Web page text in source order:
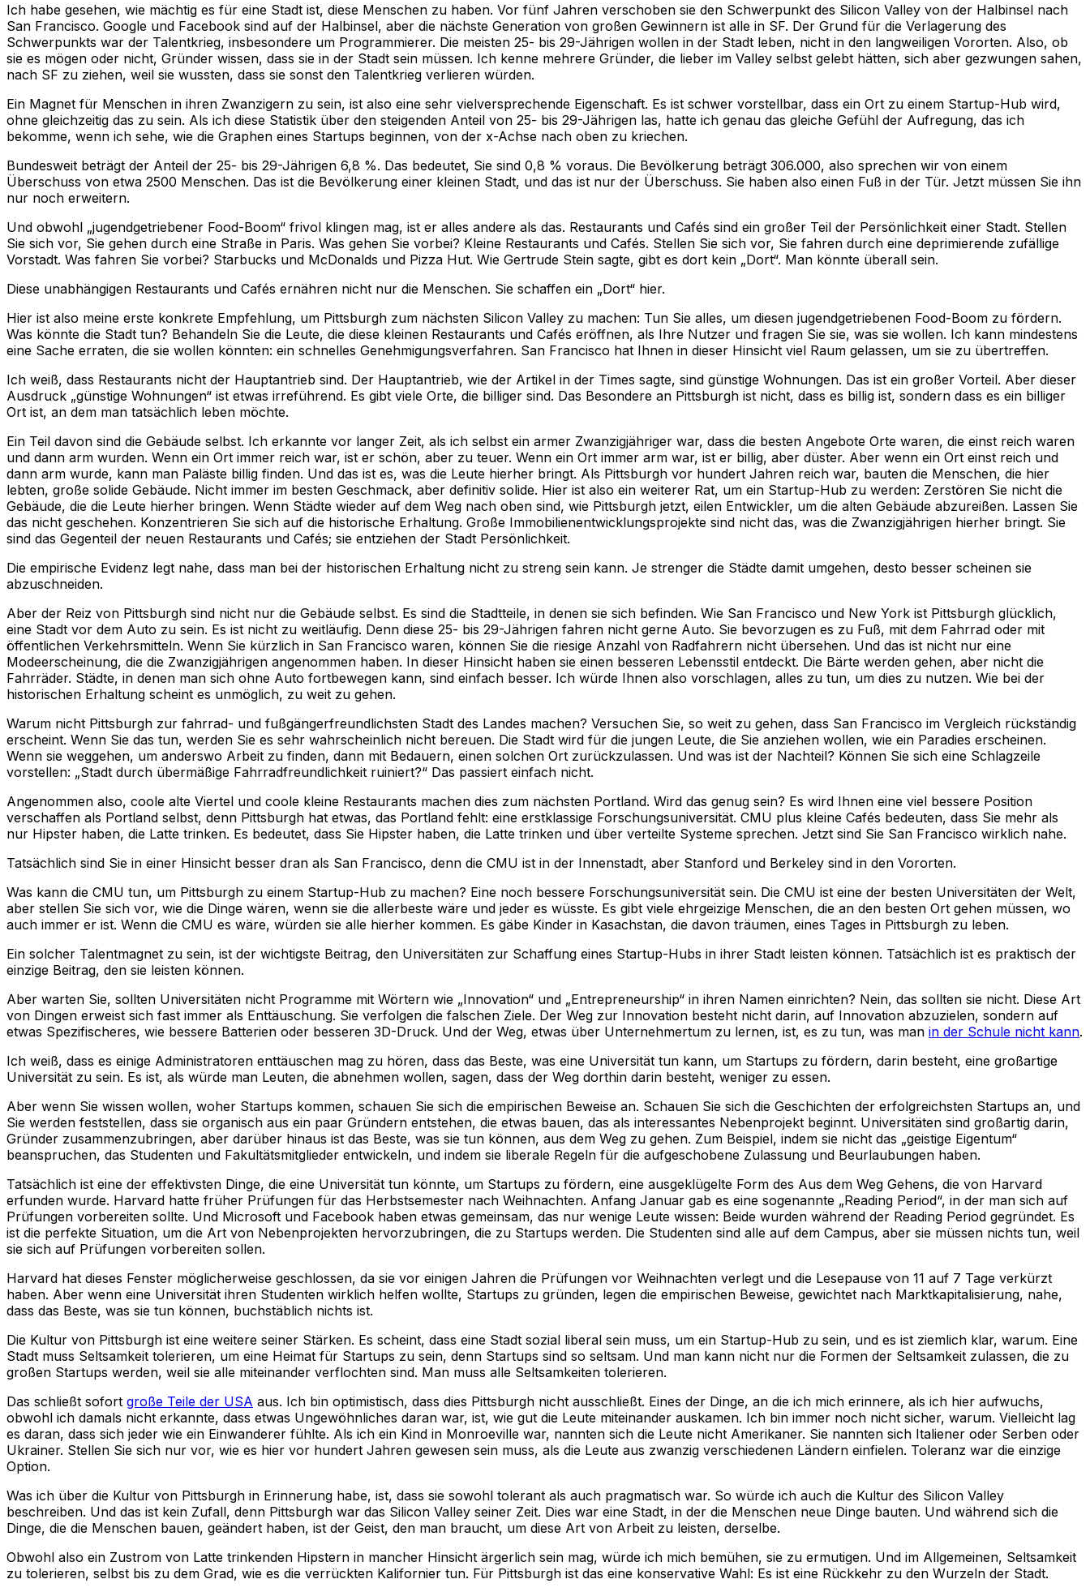
Ich habe gesehen, wie mächtig es für eine Stadt ist, diese Menschen zu haben. Vor fünf Jahren verschoben sie den Schwerpunkt des Silicon Valley von der Halbinsel nach
San Francisco. Google und Facebook sind auf der Halbinsel, aber die nächste Generation von großen Gewinnern ist alle in SF. Der Grund für die Verlagerung des
Schwerpunkts war der Talentkrieg, insbesondere um Programmierer. Die meisten 25- bis 29-Jährigen wollen in der Stadt leben, nicht in den langweiligen Vororten. Also, ob
sie es mögen oder nicht, Gründer wissen, dass sie in der Stadt sein müssen. Ich kenne mehrere Gründer, die lieber im Valley selbst gelebt hätten, sich aber gezwungen sahen,
nach SF zu ziehen, weil sie wussten, dass sie sonst den Talentkrieg verlieren würden.
Ein Magnet für Menschen in ihren Zwanzigern zu sein, ist also eine sehr vielversprechende Eigenschaft. Es ist schwer vorstellbar, dass ein Ort zu einem Startup-Hub wird,
ohne gleichzeitig das zu sein. Als ich diese Statistik über den steigenden Anteil von 25- bis 29-Jährigen las, hatte ich genau das gleiche Gefühl der Aufregung, das ich
bekomme, wenn ich sehe, wie die Graphen eines Startups beginnen, von der x-Achse nach oben zu kriechen.
Bundesweit beträgt der Anteil der 25- bis 29-Jährigen 6,8 %. Das bedeutet, Sie sind 0,8 % voraus. Die Bevölkerung beträgt 306.000, also sprechen wir von einem
Überschuss von etwa 2500 Menschen. Das ist die Bevölkerung einer kleinen Stadt, und das ist nur der Überschuss. Sie haben also einen Fuß in der Tür. Jetzt müssen Sie ihn
nur noch erweitern.
Und obwohl „jugendgetriebener Food-Boom“ frivol klingen mag, ist er alles andere als das. Restaurants und Cafés sind ein großer Teil der Persönlichkeit einer Stadt. Stellen
Sie sich vor, Sie gehen durch eine Straße in Paris. Was gehen Sie vorbei? Kleine Restaurants und Cafés. Stellen Sie sich vor, Sie fahren durch eine deprimierende zufällige
Vorstadt. Was fahren Sie vorbei? Starbucks und McDonalds und Pizza Hut. Wie Gertrude Stein sagte, gibt es dort kein „Dort“. Man könnte überall sein.
Diese unabhängigen Restaurants und Cafés ernähren nicht nur die Menschen. Sie schaffen ein „Dort“ hier.
Hier ist also meine erste konkrete Empfehlung, um Pittsburgh zum nächsten Silicon Valley zu machen: Tun Sie alles, um diesen jugendgetriebenen Food-Boom zu fördern.
Was könnte die Stadt tun? Behandeln Sie die Leute, die diese kleinen Restaurants und Cafés eröffnen, als Ihre Nutzer und fragen Sie sie, was sie wollen. Ich kann mindestens
eine Sache erraten, die sie wollen könnten: ein schnelles Genehmigungsverfahren. San Francisco hat Ihnen in dieser Hinsicht viel Raum gelassen, um sie zu übertreffen.
Ich weiß, dass Restaurants nicht der Hauptantrieb sind. Der Hauptantrieb, wie der Artikel in der Times sagte, sind günstige Wohnungen. Das ist ein großer Vorteil. Aber dieser
Ausdruck „günstige Wohnungen“ ist etwas irreführend. Es gibt viele Orte, die billiger sind. Das Besondere an Pittsburgh ist nicht, dass es billig ist, sondern dass es ein billiger
Ort ist, an dem man tatsächlich leben möchte.
Ein Teil davon sind die Gebäude selbst. Ich erkannte vor langer Zeit, als ich selbst ein armer Zwanzigjähriger war, dass die besten Angebote Orte waren, die einst reich waren
und dann arm wurden. Wenn ein Ort immer reich war, ist er schön, aber zu teuer. Wenn ein Ort immer arm war, ist er billig, aber düster. Aber wenn ein Ort einst reich und
dann arm wurde, kann man Paläste billig finden. Und das ist es, was die Leute hierher bringt. Als Pittsburgh vor hundert Jahren reich war, bauten die Menschen, die hier
lebten, große solide Gebäude. Nicht immer im besten Geschmack, aber definitiv solide. Hier ist also ein weiterer Rat, um ein Startup-Hub zu werden: Zerstören Sie nicht die
Gebäude, die die Leute hierher bringen. Wenn Städte wieder auf dem Weg nach oben sind, wie Pittsburgh jetzt, eilen Entwickler, um die alten Gebäude abzureißen. Lassen Sie
das nicht geschehen. Konzentrieren Sie sich auf die historische Erhaltung. Große Immobilienentwicklungsprojekte sind nicht das, was die Zwanzigjährigen hierher bringt. Sie
sind das Gegenteil der neuen Restaurants und Cafés; sie entziehen der Stadt Persönlichkeit.
Die empirische Evidenz legt nahe, dass man bei der historischen Erhaltung nicht zu streng sein kann. Je strenger die Städte damit umgehen, desto besser scheinen sie
abzuschneiden.
Aber der Reiz von Pittsburgh sind nicht nur die Gebäude selbst. Es sind die Stadtteile, in denen sie sich befinden. Wie San Francisco und New York ist Pittsburgh glücklich,
eine Stadt vor dem Auto zu sein. Es ist nicht zu weitläufig. Denn diese 25- bis 29-Jährigen fahren nicht gerne Auto. Sie bevorzugen es zu Fuß, mit dem Fahrrad oder mit
öffentlichen Verkehrsmitteln. Wenn Sie kürzlich in San Francisco waren, können Sie die riesige Anzahl von Radfahrern nicht übersehen. Und das ist nicht nur eine
Modeerscheinung, die die Zwanzigjährigen angenommen haben. In dieser Hinsicht haben sie einen besseren Lebensstil entdeckt. Die Bärte werden gehen, aber nicht die
Fahrräder. Städte, in denen man sich ohne Auto fortbewegen kann, sind einfach besser. Ich würde Ihnen also vorschlagen, alles zu tun, um dies zu nutzen. Wie bei der
historischen Erhaltung scheint es unmöglich, zu weit zu gehen.
Warum nicht Pittsburgh zur fahrrad- und fußgängerfreundlichsten Stadt des Landes machen? Versuchen Sie, so weit zu gehen, dass San Francisco im Vergleich rückständig
erscheint. Wenn Sie das tun, werden Sie es sehr wahrscheinlich nicht bereuen. Die Stadt wird für die jungen Leute, die Sie anziehen wollen, wie ein Paradies erscheinen.
Wenn sie weggehen, um anderswo Arbeit zu finden, dann mit Bedauern, einen solchen Ort zurückzulassen. Und was ist der Nachteil? Können Sie sich eine Schlagzeile
vorstellen: „Stadt durch übermäßige Fahrradfreundlichkeit ruiniert?“ Das passiert einfach nicht.
Angenommen also, coole alte Viertel und coole kleine Restaurants machen dies zum nächsten Portland. Wird das genug sein? Es wird Ihnen eine viel bessere Position
verschaffen als Portland selbst, denn Pittsburgh hat etwas, das Portland fehlt: eine erstklassige Forschungsuniversität. CMU plus kleine Cafés bedeuten, dass Sie mehr als
nur Hipster haben, die Latte trinken. Es bedeutet, dass Sie Hipster haben, die Latte trinken und über verteilte Systeme sprechen. Jetzt sind Sie San Francisco wirklich nahe.
Tatsächlich sind Sie in einer Hinsicht besser dran als San Francisco, denn die CMU ist in der Innenstadt, aber Stanford und Berkeley sind in den Vororten.
Was kann die CMU tun, um Pittsburgh zu einem Startup-Hub zu machen? Eine noch bessere Forschungsuniversität sein. Die CMU ist eine der besten Universitäten der Welt,
aber stellen Sie sich vor, wie die Dinge wären, wenn sie die allerbeste wäre und jeder es wüsste. Es gibt viele ehrgeizige Menschen, die an den besten Ort gehen müssen, wo
auch immer er ist. Wenn die CMU es wäre, würden sie alle hierher kommen. Es gäbe Kinder in Kasachstan, die davon träumen, eines Tages in Pittsburgh zu leben.
Ein solcher Talentmagnet zu sein, ist der wichtigste Beitrag, den Universitäten zur Schaffung eines Startup-Hubs in ihrer Stadt leisten können. Tatsächlich ist es praktisch der
einzige Beitrag, den sie leisten können.
Aber warten Sie, sollten Universitäten nicht Programme mit Wörtern wie „Innovation“ und „Entrepreneurship“ in ihren Namen einrichten? Nein, das sollten sie nicht. Diese Art
von Dingen erweist sich fast immer als Enttäuschung. Sie verfolgen die falschen Ziele. Der Weg zur Innovation besteht nicht darin, auf Innovation abzuzielen, sondern auf
etwas Spezifischeres, wie bessere Batterien oder besseren 3D-Druck. Und der Weg, etwas über Unternehmertum zu lernen, ist, es zu tun, was man in der Schule nicht kann.
Ich weiß, dass es einige Administratoren enttäuschen mag zu hören, dass das Beste, was eine Universität tun kann, um Startups zu fördern, darin besteht, eine großartige
Universität zu sein. Es ist, als würde man Leuten, die abnehmen wollen, sagen, dass der Weg dorthin darin besteht, weniger zu essen.
Aber wenn Sie wissen wollen, woher Startups kommen, schauen Sie sich die empirischen Beweise an. Schauen Sie sich die Geschichten der erfolgreichsten Startups an, und
Sie werden feststellen, dass sie organisch aus ein paar Gründern entstehen, die etwas bauen, das als interessantes Nebenprojekt beginnt. Universitäten sind großartig darin,
Gründer zusammenzubringen, aber darüber hinaus ist das Beste, was sie tun können, aus dem Weg zu gehen. Zum Beispiel, indem sie nicht das „geistige Eigentum“
beanspruchen, das Studenten und Fakultätsmitglieder entwickeln, und indem sie liberale Regeln für die aufgeschobene Zulassung und Beurlaubungen haben.
Tatsächlich ist eine der effektivsten Dinge, die eine Universität tun könnte, um Startups zu fördern, eine ausgeklügelte Form des Aus dem Weg Gehens, die von Harvard
erfunden wurde. Harvard hatte früher Prüfungen für das Herbstsemester nach Weihnachten. Anfang Januar gab es eine sogenannte „Reading Period“, in der man sich auf
Prüfungen vorbereiten sollte. Und Microsoft und Facebook haben etwas gemeinsam, das nur wenige Leute wissen: Beide wurden während der Reading Period gegründet. Es
ist die perfekte Situation, um die Art von Nebenprojekten hervorzubringen, die zu Startups werden. Die Studenten sind alle auf dem Campus, aber sie müssen nichts tun, weil
sie sich auf Prüfungen vorbereiten sollen.
Harvard hat dieses Fenster möglicherweise geschlossen, da sie vor einigen Jahren die Prüfungen vor Weihnachten verlegt und die Lesepause von 11 auf 7 Tage verkürzt
haben. Aber wenn eine Universität ihren Studenten wirklich helfen wollte, Startups zu gründen, legen die empirischen Beweise, gewichtet nach Marktkapitalisierung, nahe,
dass das Beste, was sie tun können, buchstäblich nichts ist.
Die Kultur von Pittsburgh ist eine weitere seiner Stärken. Es scheint, dass eine Stadt sozial liberal sein muss, um ein Startup-Hub zu sein, und es ist ziemlich klar, warum. Eine
Stadt muss Seltsamkeit tolerieren, um eine Heimat für Startups zu sein, denn Startups sind so seltsam. Und man kann nicht nur die Formen der Seltsamkeit zulassen, die zu
großen Startups werden, weil sie alle miteinander verflochten sind. Man muss alle Seltsamkeiten tolerieren.
Das schließt sofort große Teile der USA aus. Ich bin optimistisch, dass dies Pittsburgh nicht ausschließt. Eines der Dinge, an die ich mich erinnere, als ich hier aufwuchs,
obwohl ich damals nicht erkannte, dass etwas Ungewöhnliches daran war, ist, wie gut die Leute miteinander auskamen. Ich bin immer noch nicht sicher, warum. Vielleicht lag
es daran, dass sich jeder wie ein Einwanderer fühlte. Als ich ein Kind in Monroeville war, nannten sich die Leute nicht Amerikaner. Sie nannten sich Italiener oder Serben oder
Ukrainer. Stellen Sie sich nur vor, wie es hier vor hundert Jahren gewesen sein muss, als die Leute aus zwanzig verschiedenen Ländern einfielen. Toleranz war die einzige
Option.
Was ich über die Kultur von Pittsburgh in Erinnerung habe, ist, dass sie sowohl tolerant als auch pragmatisch war. So würde ich auch die Kultur des Silicon Valley
beschreiben. Und das ist kein Zufall, denn Pittsburgh war das Silicon Valley seiner Zeit. Dies war eine Stadt, in der die Menschen neue Dinge bauten. Und während sich die
Dinge, die die Menschen bauen, geändert haben, ist der Geist, den man braucht, um diese Art von Arbeit zu leisten, derselbe.
Obwohl also ein Zustrom von Latte trinkenden Hipstern in mancher Hinsicht ärgerlich sein mag, würde ich mich bemühen, sie zu ermutigen. Und im Allgemeinen, Seltsamkeit
zu tolerieren, selbst bis zu dem Grad, wie es die verrückten Kalifornier tun. Für Pittsburgh ist das eine konservative Wahl: Es ist eine Rückkehr zu den Wurzeln der Stadt.